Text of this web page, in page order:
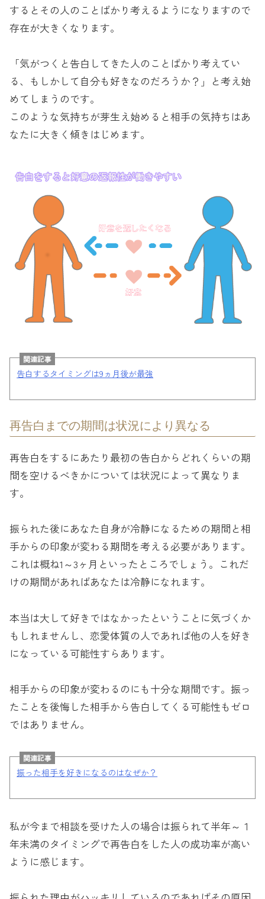
するとその人のことばかり考えるようになりますので
存在が大きくなります。
「気がつくと告白してきた人のことばかり考えてい
る、もしかして自分も好きなのだろうか？」と考え始
めてしまうのです。
このような気持ちが芽生え始めると相手の気持ちはあ
なたに大きく傾きはじめます。
関連記事
告白するタイミングは9ヵ月後が最強
再告白までの期間は状況により異なる
再告白をするにあたり最初の告白からどれくらいの期
間を空けるべきかについては状況によって異なりま
す。
振られた後にあなた自身が冷静になるための期間と相
手からの印象が変わる期間を考える必要があります。
これは概ね1～3ヶ月といったところでしょう。これだ
けの期間があればあなたは冷静になれます。
本当は大して好きではなかったということに気づくか
もしれませんし、恋愛体質の人であれば他の人を好き
になっている可能性すらあります。
相手からの印象が変わるのにも十分な期間です。振っ
たことを後悔した相手から告白してくる可能性もゼロ
ではありません。
関連記事
振った相手を好きになるのはなぜか？
私が今まで相談を受けた人の場合は振られて半年～１
年未満のタイミングで再告白をした人の成功率が高い
ように感じます。